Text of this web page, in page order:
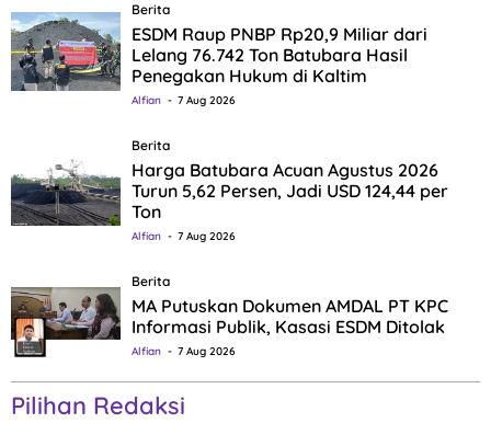
Berita
ESDM Raup PNBP Rp20,9 Miliar dari
Lelang 76.742 Ton Batubara Hasil
Penegakan Hukum di Kaltim
Alfian 7 Aug 2026
Berita
Harga Batubara Acuan Agustus 2026
Turun 5,62 Persen, Jadi USD 124,44 per
Ton
Alfian 7 Aug 2026
Berita
MA Putuskan Dokumen AMDAL PT KPC
Informasi Publik, Kasasi ESDM Ditolak
Alfian 7 Aug 2026
Pilihan Redaksi